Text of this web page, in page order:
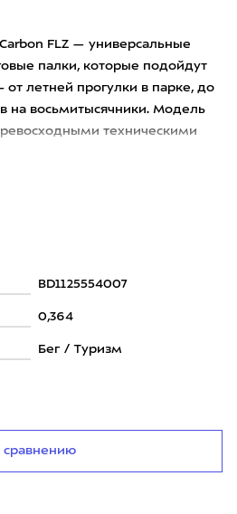
FLZ — универсальные
палки, которые подойдут
от летней прогулки в парке, до
на восьмитысячники. Модель
техническими
BD1125554007
0,364
Бег / Туризм
сравнению